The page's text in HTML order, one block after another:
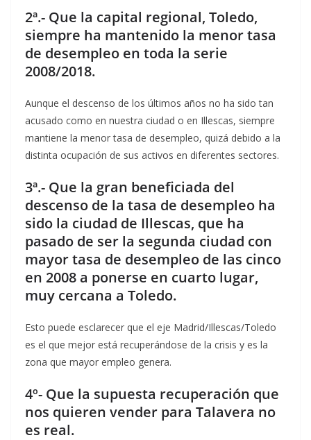
2ª.- Que la capital regional, Toledo,
siempre ha mantenido la menor tasa
de desempleo en toda la serie
2008/2018.
Aunque el descenso de los últimos años no ha sido tan
acusado como en nuestra ciudad o en Illescas, siempre
mantiene la menor tasa de desempleo, quizá debido a la
distinta ocupación de sus activos en diferentes sectores.
3ª.- Que la gran beneficiada del
descenso de la tasa de desempleo ha
sido la ciudad de Illescas, que ha
pasado de ser la segunda ciudad con
mayor tasa de desempleo de las cinco
en 2008 a ponerse en cuarto lugar,
muy cercana a Toledo.
Esto puede esclarecer que el eje Madrid/Illescas/Toledo
es el que mejor está recuperándose de la crisis y es la
zona que mayor empleo genera.
4º- Que la supuesta recuperación que
nos quieren vender para Talavera no
es real.